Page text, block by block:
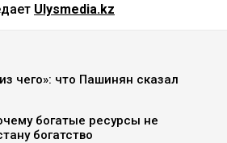
Ulysmedia.kz
чего»: что Пашинян сказал
богатые ресурсы не
богатство